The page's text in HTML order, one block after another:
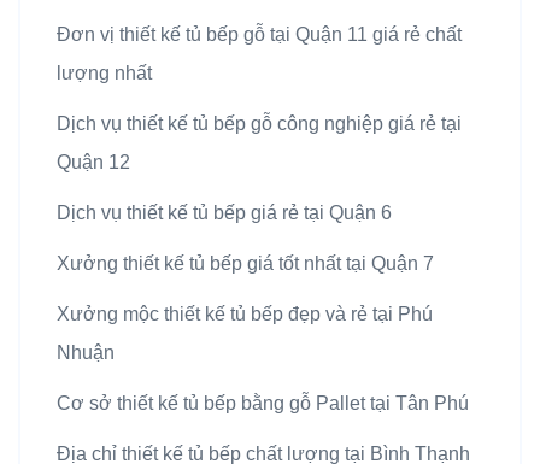
Đơn vị thiết kế tủ bếp gỗ tại Quận 11 giá rẻ chất
lượng nhất
Dịch vụ thiết kế tủ bếp gỗ công nghiệp giá rẻ tại
Quận 12
Dịch vụ thiết kế tủ bếp giá rẻ tại Quận 6
Xưởng thiết kế tủ bếp giá tốt nhất tại Quận 7
Xưởng mộc thiết kế tủ bếp đẹp và rẻ tại Phú
Nhuận
Cơ sở thiết kế tủ bếp bằng gỗ Pallet tại Tân Phú
Địa chỉ thiết kế tủ bếp chất lượng tại Bình Thạnh